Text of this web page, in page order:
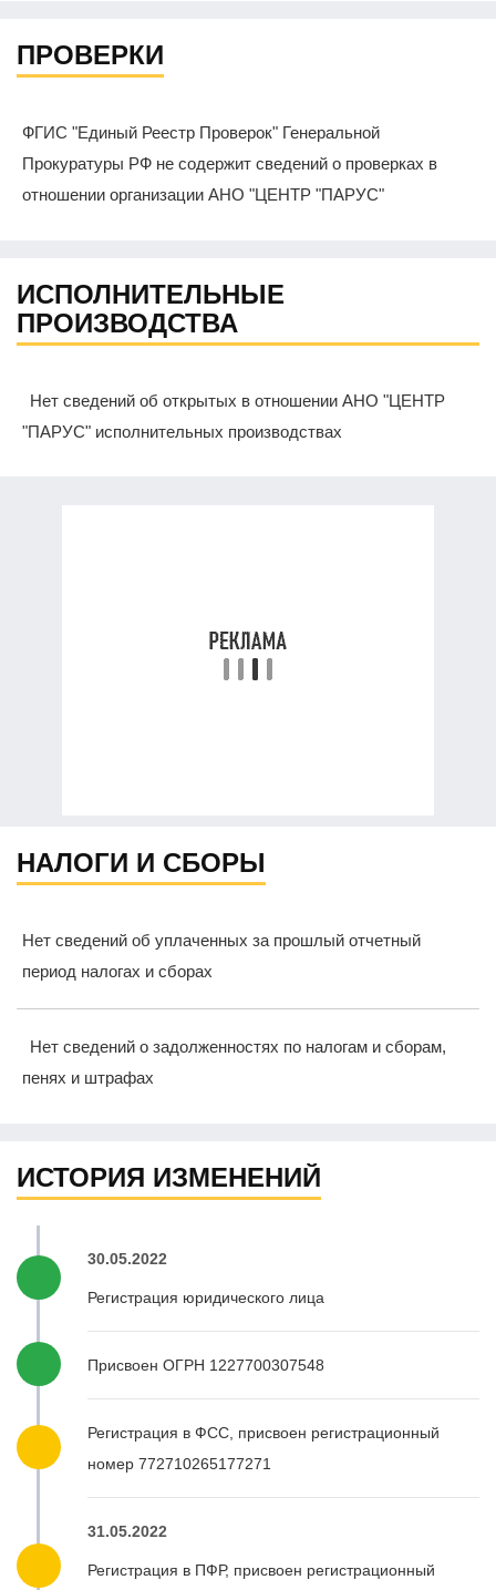
ПРОВЕРКИ
ФГИС "Единый Реестр Проверок" Генеральной
Прокуратуры РФ не содержит сведений о проверках в
отношении организации АНО "ЦЕНТР "ПАРУС"
ИСПОЛНИТЕЛЬНЫЕ
ПРОИЗВОДСТВА
Нет сведений об открытых в отношении АНО "ЦЕНТР
"ПАРУС" исполнительных производствах
НАЛОГИ И СБОРЫ
Нет сведений об уплаченных за прошлый отчетный
период налогах и сборах
Нет сведений о задолженностях по налогам и сборам,
пенях и штрафах
ИСТОРИЯ ИЗМЕНЕНИЙ
30.05.2022
Регистрация юридического лица
Присвоен ОГРН 1227700307548
Регистрация в ФСС, присвоен регистрационный
номер 772710265177271
31.05.2022
Регистрация в ПФР, присвоен регистрационный